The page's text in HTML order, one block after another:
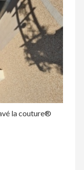
la couture®